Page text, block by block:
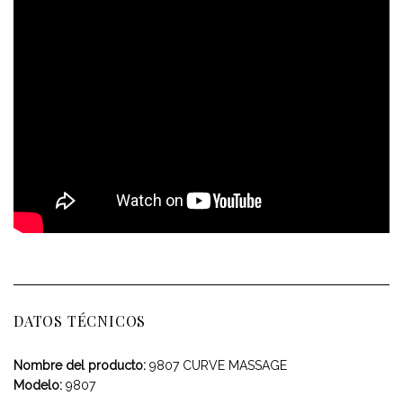
DATOS TÉCNICOS
Nombre del producto: 9807 CURVE MASSAGE
Modelo: 9807